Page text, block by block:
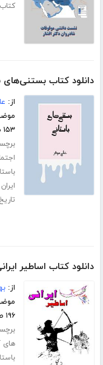
دانلود کتاب بستنی‌های
از:
۱۵۳ صفحه
دانلود کتاب اساطیر
از:
۱۹۶ صفحه
های